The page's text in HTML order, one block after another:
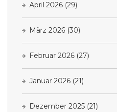
April 2026 (29)
März 2026 (30)
Februar 2026 (27)
Januar 2026 (21)
Dezember 2025 (21)